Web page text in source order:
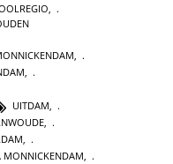
UITDAM
,
,
MONNICKENDAM,